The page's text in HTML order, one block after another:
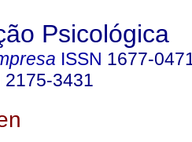
Psicológica
ISSN 1677-
2175-3431